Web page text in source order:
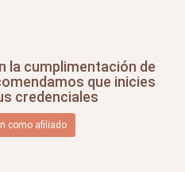
la cumplimentación de
que inicies
credenciales
como afiliado